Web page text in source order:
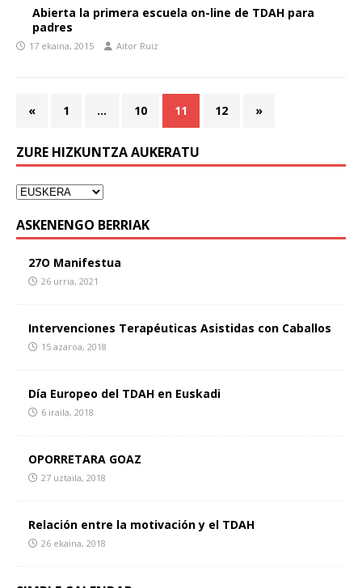
Abierta la primera escuela on-line de TDAH para
padres
17 ekaina, 2015 Aitor Ruiz
« 1 … 10 11 12 »
ZURE HIZKUNTZA AUKERATU
ASKENENGO BERRIAK
27O Manifestua
26 urria, 2021
Intervenciones Terapéuticas Asistidas con Caballos
15 azaroa, 2018
Día Europeo del TDAH en Euskadi
6 iraila, 2018
OPORRETARA GOAZ
27 uztaila, 2018
Relación entre la motivación y el TDAH
26 ekaina, 2018